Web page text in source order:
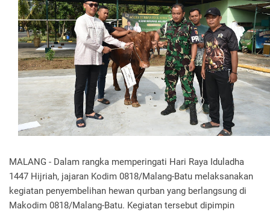
MALANG - Dalam rangka memperingati Hari Raya Iduladha
1447 Hijriah, jajaran Kodim 0818/Malang-Batu melaksanakan
kegiatan penyembelihan hewan qurban yang berlangsung di
Makodim 0818/Malang-Batu. Kegiatan tersebut dipimpin